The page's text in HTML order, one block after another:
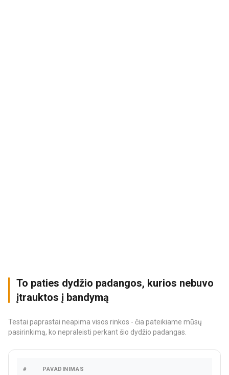
To paties dydžio padangos, kurios nebuvo
įtrauktos į bandymą
Testai paprastai neapima visos rinkos - čia pateikiame mūsų
pasirinkimą, ko nepraleisti perkant šio dydžio padangas.
# PAVADINIMAS